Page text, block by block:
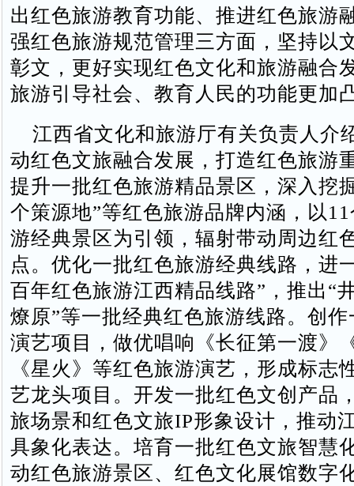
出红色旅游教育功能、推进红色旅游
强红色旅游规范管理三方面，坚持以
彰文，更好实现红色文化和旅游融合
旅游引导社会、教育人民的功能更加
江西省文化和旅游厅有关负责人介
动红色文旅融合发展，打造红色旅游
提升一批红色旅游精品景区，深入挖
个策源地”等红色旅游品牌内涵，以
游经典景区为引领，辐射带动周边红
点。优化一批红色旅游经典线路，进
百年红色旅游江西精品线路”，推出“
燎原”等一批经典红色旅游线路。创
演艺项目，做优唱响《长征第一渡》
《星火》等红色旅游演艺，形成标志
艺龙头项目。开发一批红色文创产品
旅场景和红色文旅IP形象设计，推动
具象化表达。培育一批红色文旅智慧
动红色旅游景区、红色文化展馆数字